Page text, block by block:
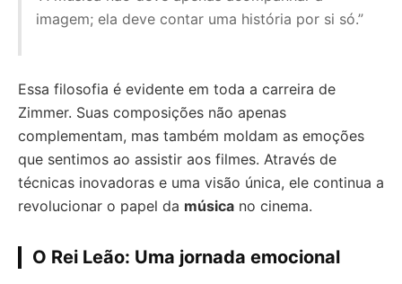
imagem; ela deve contar uma história por si só.”
Essa filosofia é evidente em toda a carreira de
Zimmer. Suas composições não apenas
complementam, mas também moldam as emoções
que sentimos ao assistir aos filmes. Através de
técnicas inovadoras e uma visão única, ele continua a
revolucionar o papel da música no cinema.
O Rei Leão: Uma jornada emocional